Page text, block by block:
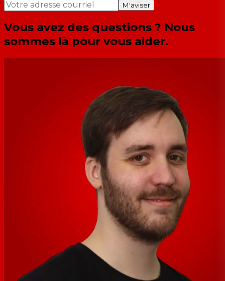
M'aviser
Vous avez des questions ? Nous
sommes là pour vous aider.